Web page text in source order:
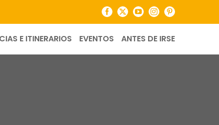
Facebook
X YouTubeInstagramPinterest
E ITINERARIOS EVENTOS ANTES DE IRSE